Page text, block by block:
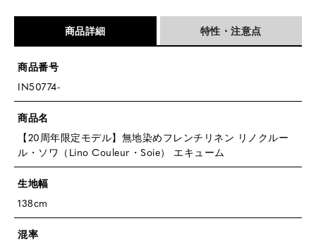
商品詳細
商品番号
IN50774-
商品名
【20周年限定モデル】 無地染めフレンチリネン リノクルー
ル・ソワ（Lino Couleur・Soie） エキューム
生地幅
138cm
混率
特性・注意点